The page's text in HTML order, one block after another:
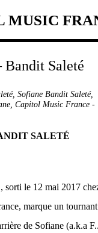
MUSIC
, Sofiane Bandit Saleté,
, Capitol Music France -
SALETÉ
sorti le 12 mai 2017
marque un tournant
de Sofiane (a.k.a